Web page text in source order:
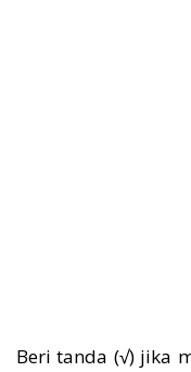
Beri tanda (√) jika